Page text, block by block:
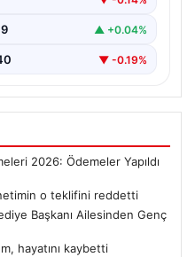
▲ +0.04%
▼ -0.19%
2026: Ödemeler Yapıldı
o teklifini reddetti
Başkanı Ailesinden Genç
hayatını kaybetti